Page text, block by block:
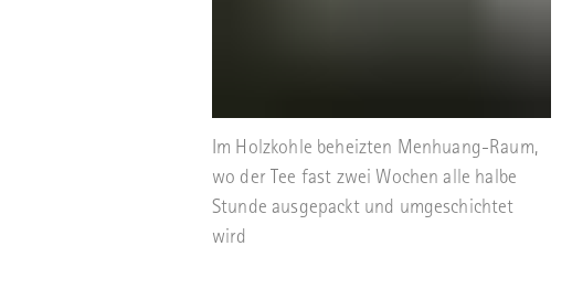
Im Holzkohle beheizten Menhuang-Raum,
wo der Tee fast zwei Wochen alle halbe
Stunde ausgepackt und umgeschichtet
wird